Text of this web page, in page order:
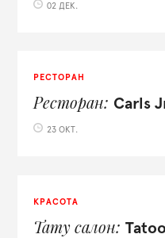
02 ДЕК.
РЕСТОРАН
Ресторан Carls
23 ОКТ.
КРАСОТА
Тату салон